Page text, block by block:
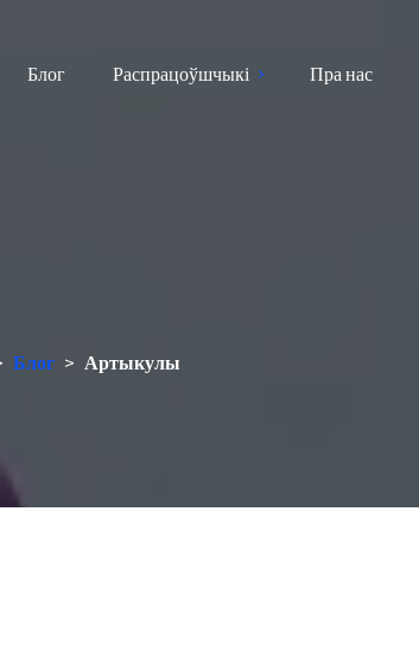
Блог Распрацоўшчыкі Пра нас
Блог > Артыкулы